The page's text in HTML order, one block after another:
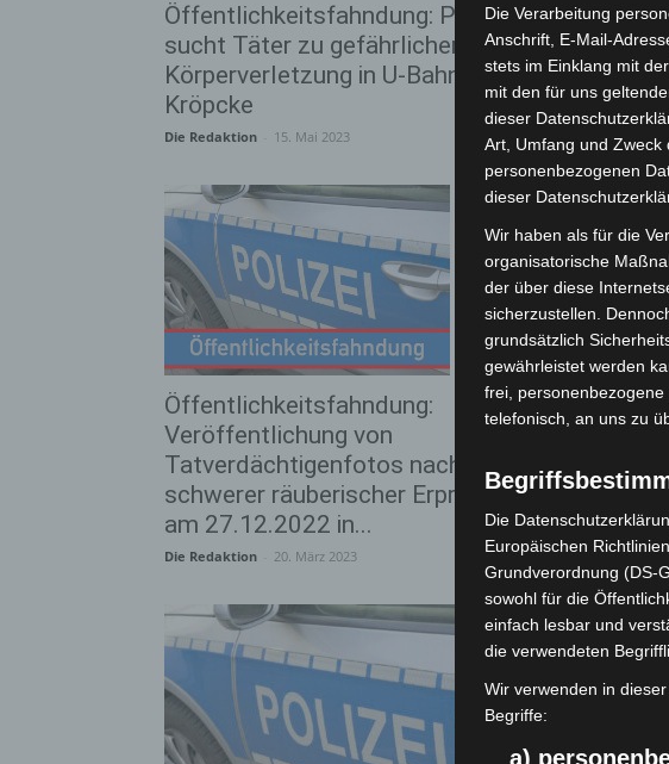
Öffentlichkeitsfahndung: Polizei
sucht Täter zu gefährlicher
Körperverletzung in U-Bahn /
Kröpcke
Die Redaktion 15. Mai 2023
Die
Öffentlichkeitsfahndung:
Veröffentlichung von
Tatverdächtigenfotos nach
schwerer räuberischer Erpressung
am 27.12.2022 in...
Die Redaktion 20. März 2023
Die
Die Verarbeitung
Anschrift, E-Mail-
stets im Einklang mit
mit den für uns
dieser
Art, Umfang und
personenbezogenen
dieser
Wir haben als für die
organisatorische
der über diese
sicherzustellen.
grundsätzlich
gewährleistet werden
frei,
telefonisch, an uns zu
Die
Europäischen
Grundverordnung (DS-
sowohl für die
einfach lesbar und
die verwendeten
Wir verwenden in
Begriffe:
a)